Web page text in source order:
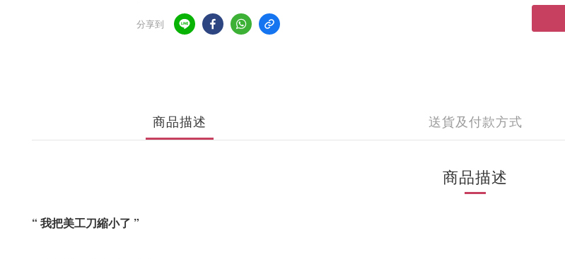
分享到
商品描述 送貨及付款方式
商品描述
“ 我把美工刀縮小了 ”